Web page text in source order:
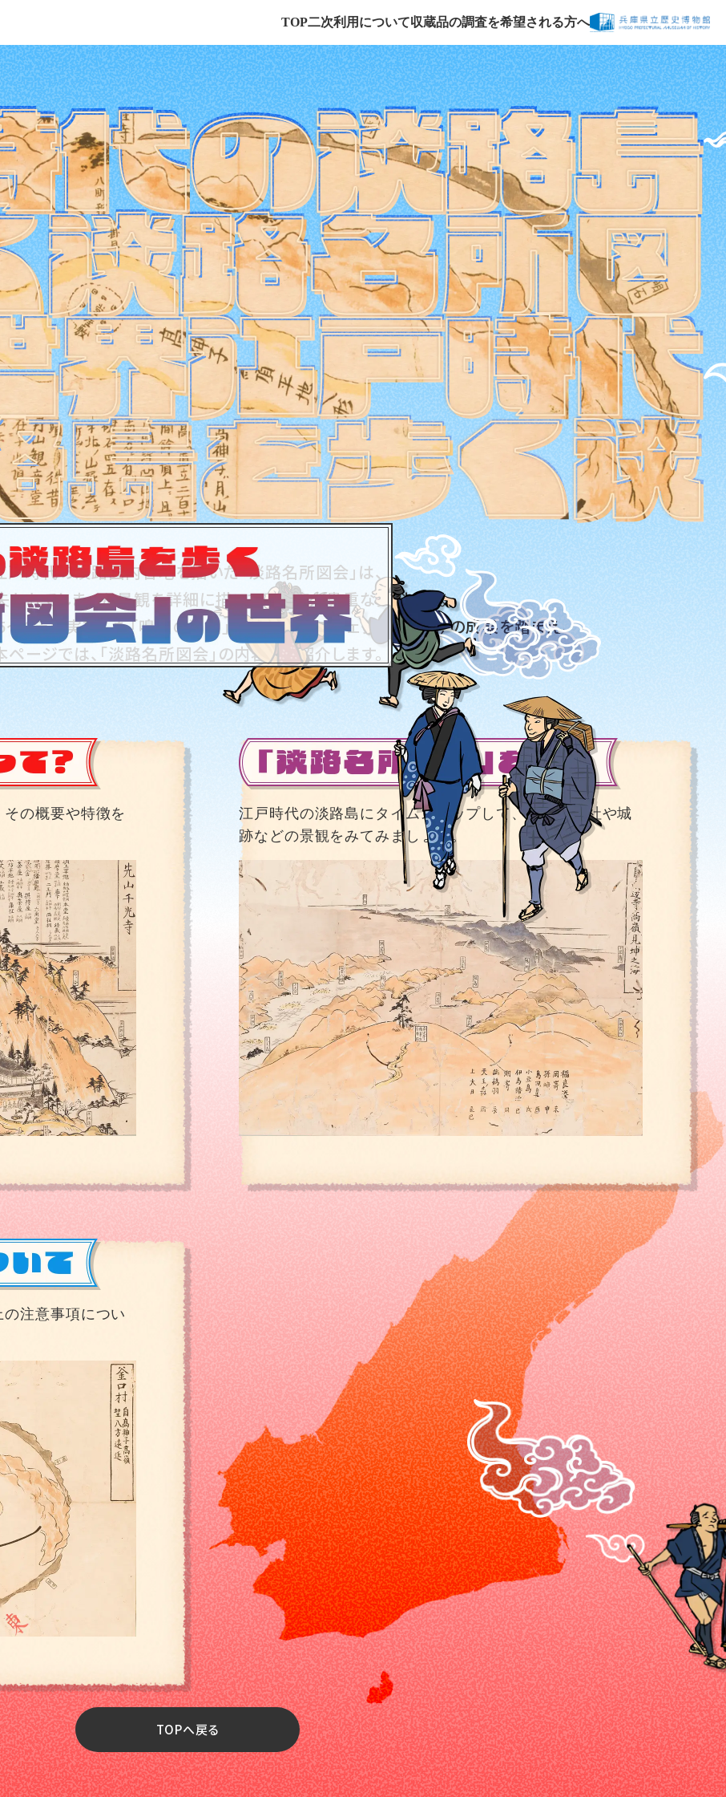
TOP二次利用について収蔵品の調査を希望される方へ
戸時代の淡路国内各地を描いた「淡路名所図会」は、
われてしまった景観を詳細に描いている点で貴重な資料です。
6年に実施した「鳴門の渦潮」調査研究プロジェクト（第2期）の成果を踏まえ、
ページでは、「淡路名所図会」の内容をご紹介します。
の概要や特徴を
江戸時代の淡路島にタイムスリップして、当時の寺社や城
跡などの景観をみてみましょう。
注意事項につい
TOPへ戻る